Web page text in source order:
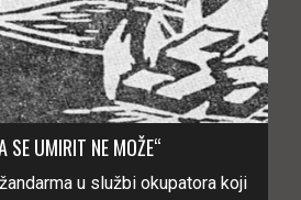
SE UMIRIT NE MOŽE“
u službi okupatora koji